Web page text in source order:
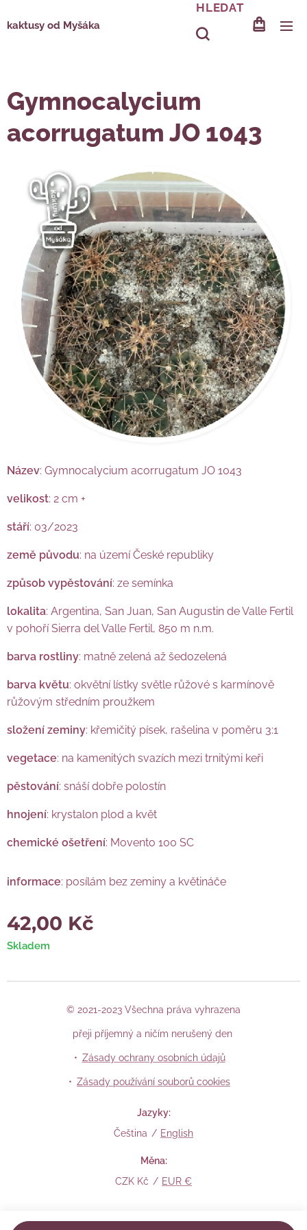
kaktusy od Myšáka
HLEDAT
Gymnocalycium
acorrugatum JO 1043
Název: Gymnocalycium acorrugatum JO 1043
velikost: 2 cm +
stáří: 03/2023
země původu: na území České republiky
způsob vypěstování: ze semínka
lokalita: Argentina, San Juan, San Augustin de Valle Fertil
v pohoří Sierra del Valle Fertil, 850 m n.m.
barva rostliny: matně zelená až šedozelená
barva květu: okvětní lístky světle růžové s karmínově
růžovým středním proužkem
složení zeminy: křemičitý písek, rašelina v poměru 3:1
vegetace: na kamenitých svazích mezi trnitými keři
pěstování: snáší dobře polostín
hnojení: krystalon plod a květ
chemické ošetření: Movento 100 SC
informace: posílám bez zeminy a květináče
42,00 Kč
Skladem
© 2021-2023 Všechna práva vyhrazena
přeji příjemný a ničím nerušený den
Zásady ochrany osobních údajů
Zásady používání souborů cookies
Jazyky
Čeština
English
Měna
CZK Kč
EUR €